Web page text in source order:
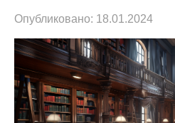
Опубликовано: 18.01.2024